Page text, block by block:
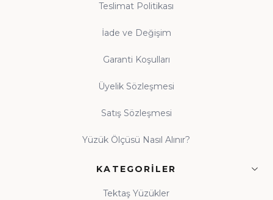
Teslimat Politikası
İade ve Değişim
Garanti Koşulları
Üyelik Sözleşmesi
Satış Sözleşmesi
Yüzük Ölçüsü Nasıl Alınır?
KATEGORILER
Tektaş Yüzükler